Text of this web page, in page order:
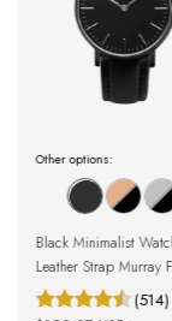
Other options:
Black Minimalist
Leather Strap Murray
Black 40mm
(514)